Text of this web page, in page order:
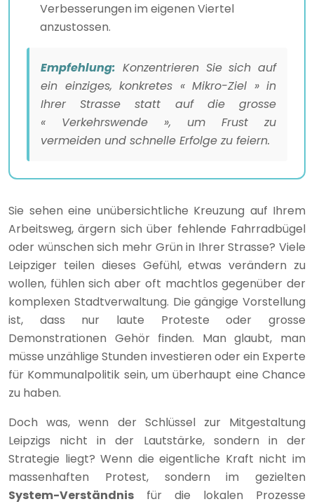
Verbesserungen im eigenen Viertel
anzustossen.
Empfehlung: Konzentrieren Sie sich auf
ein einziges, konkretes « Mikro-Ziel » in
Ihrer Strasse statt auf die grosse
« Verkehrswende », um Frust zu
vermeiden und schnelle Erfolge zu feiern.
Sie sehen eine unübersichtliche Kreuzung auf Ihrem
Arbeitsweg, ärgern sich über fehlende Fahrradbügel
oder wünschen sich mehr Grün in Ihrer Strasse? Viele
Leipziger teilen dieses Gefühl, etwas verändern zu
wollen, fühlen sich aber oft machtlos gegenüber der
komplexen Stadtverwaltung. Die gängige Vorstellung
ist, dass nur laute Proteste oder grosse
Demonstrationen Gehör finden. Man glaubt, man
müsse unzählige Stunden investieren oder ein Experte
für Kommunalpolitik sein, um überhaupt eine Chance
zu haben.
Doch was, wenn der Schlüssel zur Mitgestaltung
Leipzigs nicht in der Lautstärke, sondern in der
Strategie liegt? Wenn die eigentliche Kraft nicht im
massenhaften Protest, sondern im gezielten
System-Verständnis für die lokalen Prozesse